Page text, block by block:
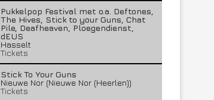
Pukkelpop Festival met o.a. Deftones,
The Hives, Stick to your Guns, Chat
Pile, Deafheaven, Ploegendienst,
dEUS
Hasselt
Tickets
Stick To Your Guns
Nieuwe Nor (Nieuwe Nor (Heerlen))
Tickets